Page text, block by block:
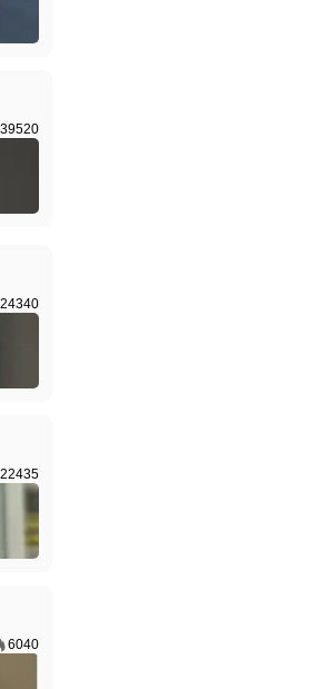
39520
24340
22435
6040